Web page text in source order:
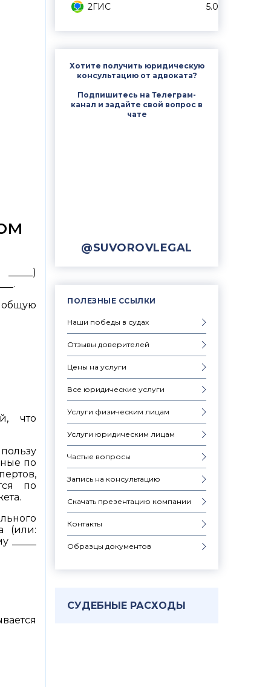
2ГИС 5.0
Хотите получить юридическую
консультацию от адвоката?
Подпишитесь на Телеграм-
канал и задайте свой вопрос в
чате
@SUVOROVLEGAL
ПОЛЕЗНЫЕ ССЫЛКИ
Наши победы в судах
Отзывы доверителей
Цены на услуги
Все юридические услуги
Услуги физическим лицам
Услуги юридическим лицам
Частые вопросы
Запись на консультацию
Скачать презентацию компании
Контакты
Образцы документов
СУДЕБНЫЕ РАСХОДЫ
общую
что
по
по
(или: